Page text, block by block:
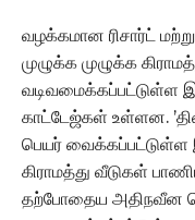
வழக்கமான ரிசார்ட்
முழுக்க முழுக்க
வடிவமைக்கப்பட்டுள்ள
காட்டேஜ்கள் உள்ளன.
பெயர்
கிராமத்து வீடுகள்
தற்போதைய அதிநவீன